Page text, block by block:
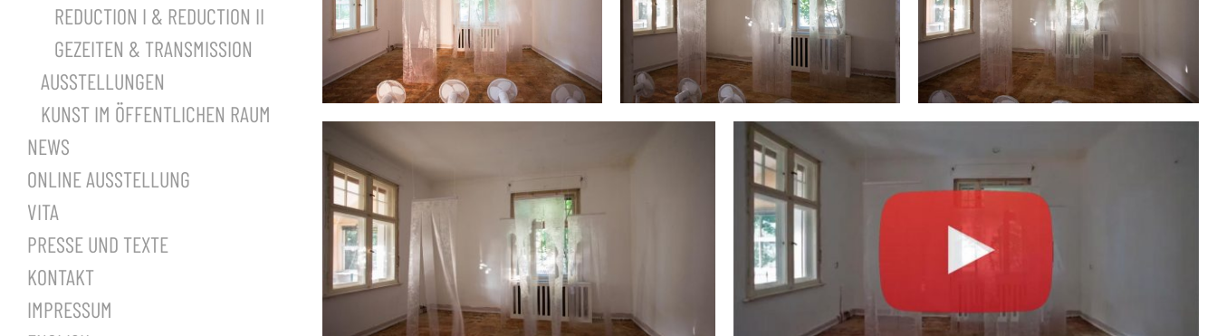
REDUCTION I & REDUCTION II
GEZEITEN & TRANSMISSION
AUSSTELLUNGEN
KUNST IM ÖFFENTLICHEN RAUM
NEWS
ONLINE AUSSTELLUNG
VITA
PRESSE UND TEXTE
KONTAKT
IMPRESSUM